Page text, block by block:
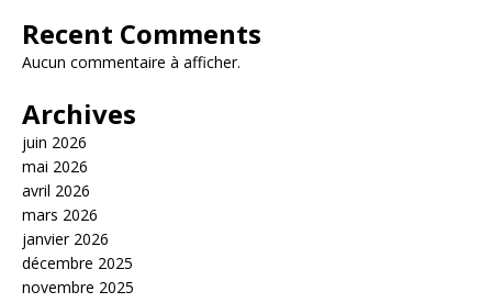
Recent Comments
Aucun commentaire à afficher.
Archives
juin 2026
mai 2026
avril 2026
mars 2026
janvier 2026
décembre 2025
novembre 2025